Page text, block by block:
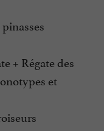
+ Régate des
et